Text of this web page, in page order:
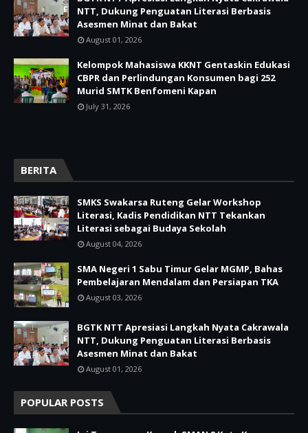
NTT, Dukung Penguatan Literasi Berbasis
Asesmen Minat dan Bakat
August 01, 2026
Kelompok Mahasiswa KKNT Gentaskin Edukasi
CBPR dan Perlindungan Konsumen bagi 252
Murid SMTK Benfomeni Kapan
July 31, 2026
BERITA
SMKS Swakarsa Ruteng Gelar Workshop
Literasi, Kadis Pendidikan NTT Tekankan
Literasi sebagai Budaya Sekolah
August 04, 2026
SMA Negeri 1 Sabu Timur Gelar MGMP, Bahas
Pembelajaran Mendalam dan Persiapan TKA
August 03, 2026
BGTK NTT Apresiasi Langkah Nyata Cakrawala
NTT, Dukung Penguatan Literasi Berbasis
Asesmen Minat dan Bakat
August 01, 2026
POPULAR POSTS